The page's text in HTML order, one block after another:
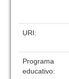
URI:
Programa
educativo: